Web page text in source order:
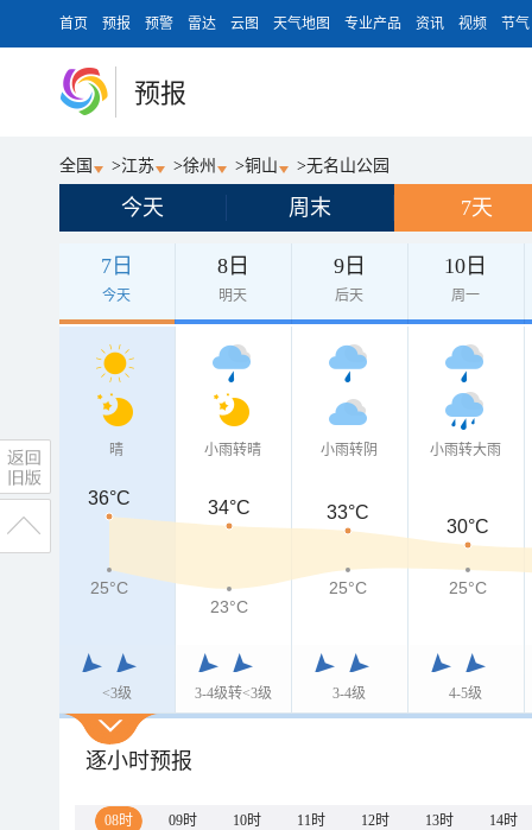
首页 预报 预警 雷达 云图 天气地图 专业产品 资讯 视频 节气
预报
全国 >江苏 >徐州 >铜山 >无名山公园
今天 周末 7天
7日
今天
8日
明天
9日
后天
10日
周一
晴
<3级
小雨转晴
3-4级转<3级
小雨转阴
3-4级
小雨转大雨
4-5级
36°C 34°C 33°C
30°C
25°C
23°C
25°C 25°C
逐小时预报
08时 09时 10时 11时 12时 13时 14时